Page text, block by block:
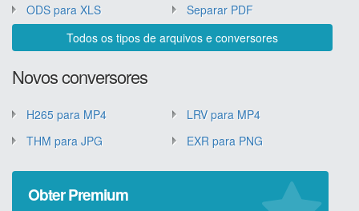
ODS para XLS
Separar PDF
Todos os tipos de arquivos e conversores
Novos conversores
H265 para MP4
LRV para MP4
THM para JPG
EXR para PNG
Obter Premium